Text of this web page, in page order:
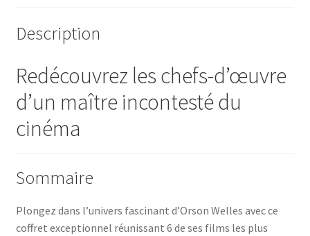
Description
Redécouvrez les chefs-d’œuvre
d’un maître incontesté du
cinéma
Sommaire
Plongez dans l’univers fascinant d’Orson Welles avec ce
coffret exceptionnel réunissant 6 de ses films les plus